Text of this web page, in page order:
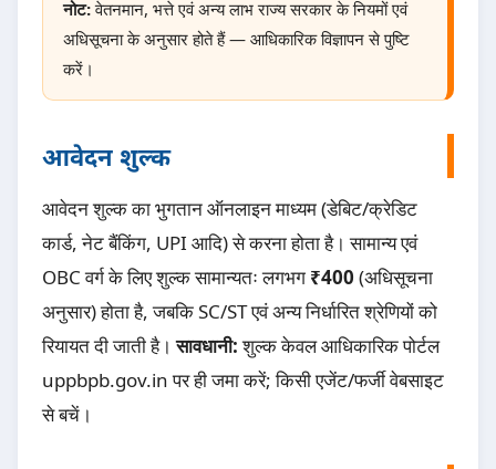
नोट:वेतनमान, भत्ते एवं अन्य लाभ राज्य सरकार के नियमों एवं
अधिसूचना के अनुसार होते हैं — आधिकारिक विज्ञापन से पुष्टि
करें।
आवेदन शुल्क
आवेदन शुल्क का भुगतान ऑनलाइन माध्यम (डेबिट/क्रेडिट
कार्ड, नेट बैंकिंग, UPI आदि) से करना होता है। सामान्य एवं
OBC वर्ग के लिए शुल्क सामान्यतः लगभग ₹400 (अधिसूचना
अनुसार) होता है, जबकि SC/ST एवं अन्य निर्धारित श्रेणियों को
रियायत दी जाती है।सावधानी:शुल्क केवल आधिकारिक पोर्टल
uppbpb.gov.in पर ही जमा करें; किसी एजेंट/फर्जी वेबसाइट
से बचें।